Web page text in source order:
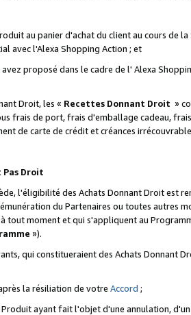
au panier d'achat du client au cours de
avec l'Alexa Shopping Action ; et
proposé dans le cadre de l' Alexa
Droit, les « Recettes Donnant Droit »
frais de port, frais d'emballage cadeau,
de carte de crédit et créances
Pas Droit
l'éligibilité des Achats Donnant Droit est
du Partenaires ou toutes autres
tout moment et qui s'appliquent au
»).
qui constitueraient des Achats Donnant
la résiliation de votre Accord ;
ayant fait l'objet d'une annulation,